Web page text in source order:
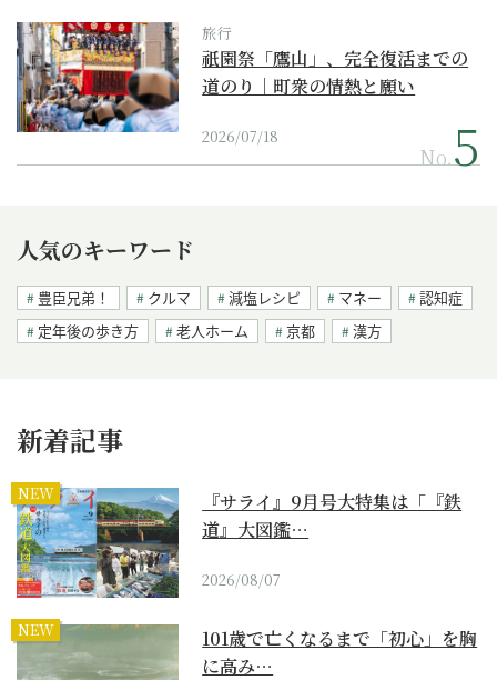
旅行
祇園祭「鷹山」、完全復活までの
道のり｜町衆の情熱と願い
2026/07/18
No.
人気のキーワード
豊臣兄弟！ クルマ 減塩レシピ マネー
認知症
定年後の歩き方
老人ホーム 京都 漢方
新着記事
NEW
『サライ』9月号大特集は「『鉄
道』大図鑑…
2026/08/07
NEW
101歳で亡くなるまで「初心」を胸
に高み…